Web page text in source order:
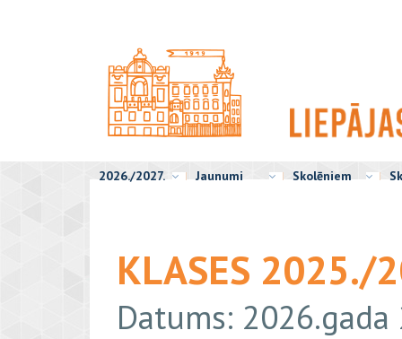
2026./2027. Jaunumi Skolēniem
KLASES 2025./
Datums: